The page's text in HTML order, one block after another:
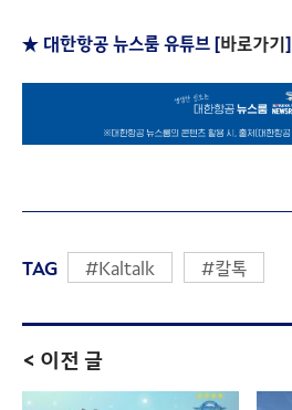
★ 대한항공 뉴스룸 유튜브 [바로가기]
TAG #Kaltalk #칼톡
< 이전 글